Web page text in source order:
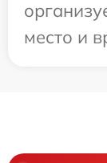
место и